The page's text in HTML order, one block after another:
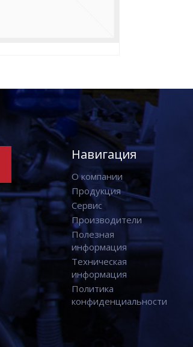
Навигация
О компании
Продукция
Сервис
Производители
Полезная
информация
Техническая
информация
Политика
конфиденциальности